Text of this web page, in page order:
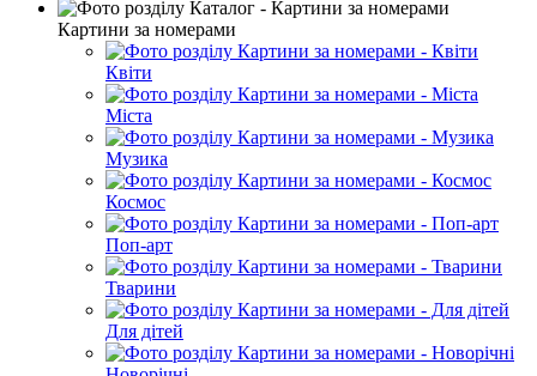
Картини за номерами
Квіти
Міста
Музика
Космос
Поп-арт
Тварини
Для дітей